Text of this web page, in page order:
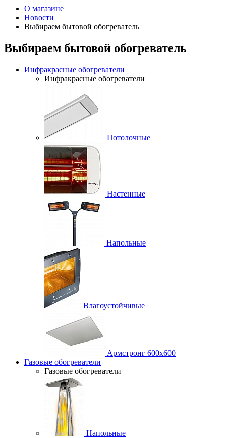
О магазине
Новости
Выбираем бытовой обогреватель
Выбираем бытовой обогреватель
Инфракрасные обогреватели
Инфракрасные обогреватели
Потолочные
Настенные
Напольные
Влагоустойчивые
Армстронг 600х600
Газовые обогреватели
Газовые обогреватели
Напольные